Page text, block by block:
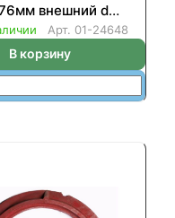
внешний d
до 1,5т)
Арт. 01-24648
В корзину